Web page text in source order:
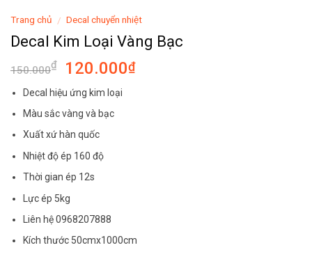
Trang chủ / Decal chuyển nhiệt
Decal Kim Loại Vàng Bạc
150.000₫ 120.000₫
Decal hiệu ứng kim loại
Màu sắc vàng và bạc
Xuất xứ hàn quốc
Nhiệt độ ép 160 độ
Thời gian ép 12s
Lực ép 5kg
Liên hệ 0968207888
Kích thước 50cmx1000cm